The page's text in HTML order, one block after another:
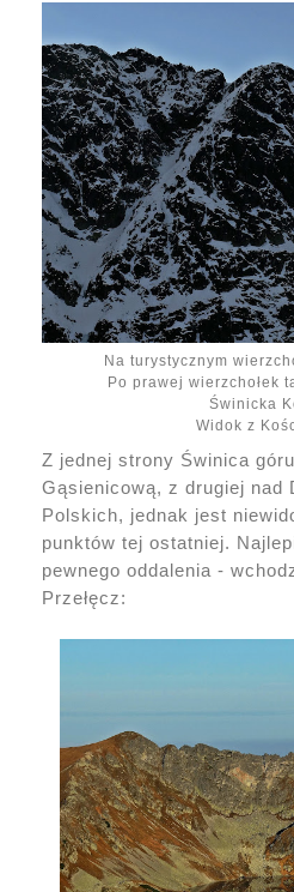
Na turystycznym
Po prawej wierzchołek
Świnicka
Widok z
Z jednej strony Świnica
Gąsienicową, z drugiej nad
Polskich, jednak jest
punktów tej ostatniej.
pewnego oddalenia -
Przełęcz: